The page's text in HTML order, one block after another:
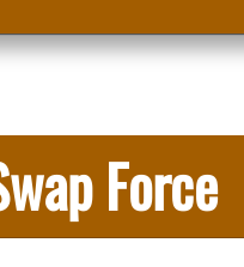
Force